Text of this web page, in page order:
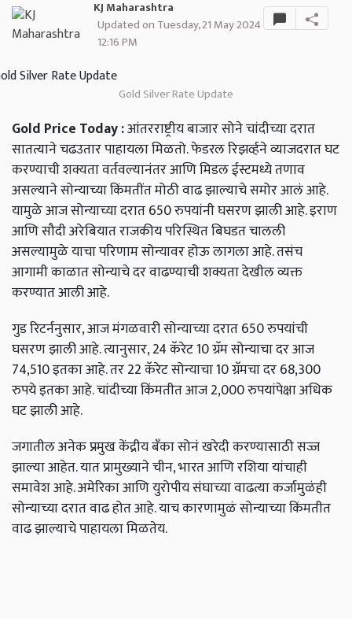
KJ Maharashtra
Updated on Tuesday, 21 May 2024
12:16 PM
Gold Silver Rate Update
Gold Price Today :आंतरराष्ट्रीय बाजार सोने चांदीच्या दरात
सातत्याने चढउतार पाहायला मिळतो. फेडरल रिझर्व्हने व्याजदरात घट
करण्याची शक्यता वर्तवल्यानंतर आणि मिडल ईस्टमध्ये तणाव
असल्याने सोन्याच्या किंमतींत मोठी वाढ झाल्याचे समोर आलं आहे.
यामुळे आज सोन्याच्या दरात 650 रुपयांनी घसरण झाली आहे. इराण
आणि सौदी अरेबियात राजकीय परिस्थित बिघडत चालली
असल्यामुळे याचा परिणाम सोन्यावर होऊ लागला आहे. तसंच
आगामी काळात सोन्याचे दर वाढण्याची शक्यता देखील व्यक्त
करण्यात आली आहे.
गुड रिटर्ननुसार, आज मंगळवारी सोन्याच्या दरात 650 रुपयांची
घसरण झाली आहे. त्यानुसार, 24 कॅरेट 10 ग्रॅम सोन्याचा दर आज
74,510 इतका आहे. तर 22 कॅरेट सोन्याचा 10 ग्रॅमचा दर 68,300
रुपये इतका आहे. चांदीच्या किंमतीत आज 2,000 रुपयांपेक्षा अधिक
घट झाली आहे.
जगातील अनेक प्रमुख केंद्रीय बँका सोनं खरेदी करण्यासाठी सज्ज
झाल्या आहेत. यात प्रामुख्याने चीन, भारत आणि रशिया यांचाही
समावेश आहे. अमेरिका आणि युरोपीय संघाच्या वाढत्या कर्जामुळंही
सोन्याच्या दरात वाढ होत आहे. याच कारणामुळं सोन्याच्या किंमतीत
वाढ झाल्याचे पाहायला मिळतेय.